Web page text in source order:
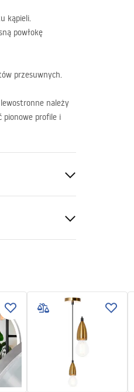
kąpieli.
powłokę
przesuwnych.
należy
pionowe profile i